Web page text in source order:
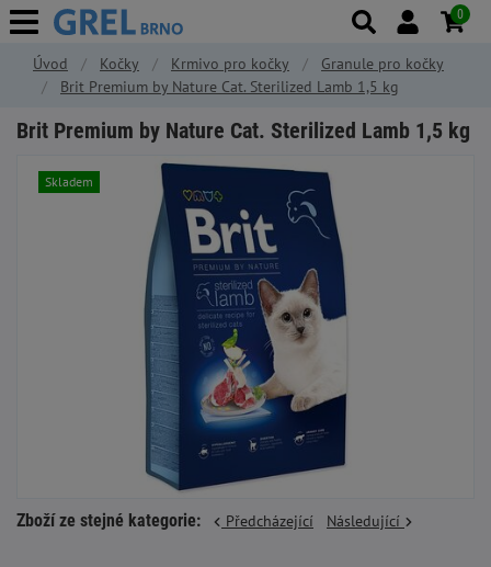
Úvod Kočky Krmivo pro kočky
Granule pro kočky
Brit Premium by Nature Cat. Sterilized Lamb 1,5 kg
Brit Premium by Nature Cat. Sterilized Lamb 1,5 kg
Skladem
Zboží ze stejné kategorie: Předcházející Následující
0